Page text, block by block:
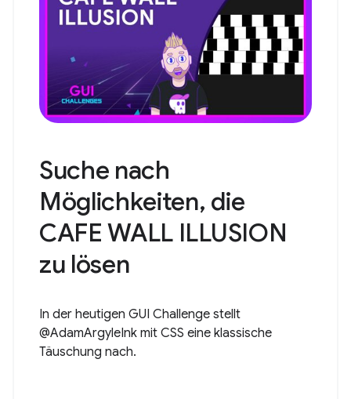
Suche nach
Möglichkeiten, die
CAFE WALL ILLUSION
zu lösen
In der heutigen GUI Challenge stellt
@AdamArgyleInk mit CSS eine klassische
Täuschung nach.